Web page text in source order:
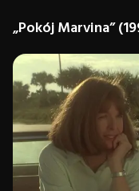
„Pokój Marvina”